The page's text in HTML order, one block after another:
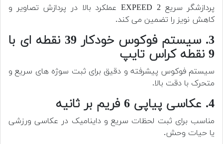
پردازشگر سریع EXPEED 2 عملکرد بالا در پردازش تصاویر و
کاهش نویز را تضمین می کند.
3. سیستم فوکوس خودکار 39 نقطه ای با
9 نقطه کراس تایپ
سیستم فوکوس پیشرفته و دقیق برای ثبت سوژه های سریع و
متحرک با دقت بالا.
4. عکاسی پیاپی 6 فریم بر ثانیه
مناسب برای ثبت لحظات سریع و داینامیک در عکاسی ورزشی
یا حیات وحش.